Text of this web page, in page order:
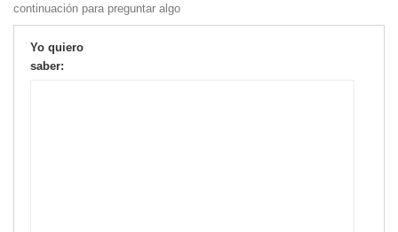
continuación para preguntar algo
Yo quiero
saber: